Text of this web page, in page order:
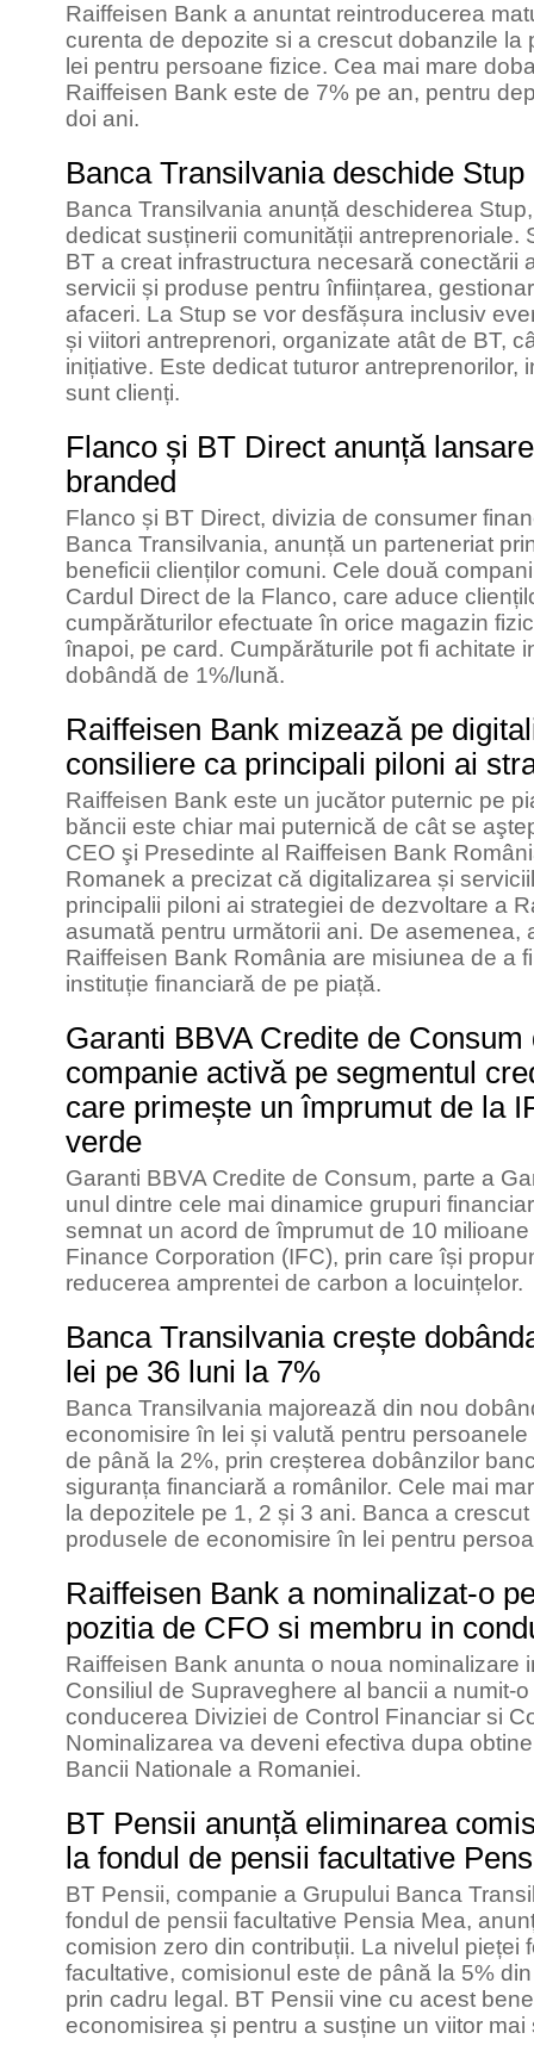
Raiffeisen Bank a anuntat reintroducerea
curenta de depozite si a crescut dobanzile la
lei pentru persoane fizice. Cea mai mare
Raiffeisen Bank este de 7% pe an, pentru
doi ani.
Banca Transilvania deschide Stup
Banca Transilvania anunță deschiderea
dedicat susținerii comunității antreprenoriale.
BT a creat infrastructura necesară conectării
servicii și produse pentru înființarea,
afaceri. La Stup se vor desfășura inclusiv
și viitori antreprenori, organizate atât de BT,
inițiative. Este dedicat tuturor antreprenorilor,
sunt clienți.
Flanco și BT Direct anunță
branded
Flanco și BT Direct, divizia de consumer
Banca Transilvania, anunță un parteneriat
beneficii clienților comuni. Cele două
Cardul Direct de la Flanco, care aduce
cumpărăturilor efectuate în orice magazin
înapoi, pe card. Cumpărăturile pot fi achitate
dobândă de 1%/lună.
Raiffeisen Bank mizează pe
consiliere ca principali piloni ai
Raiffeisen Bank este un jucător puternic pe
băncii este chiar mai puternică de cât se
CEO şi Presedinte al Raiffeisen Bank
Romanek a precizat că digitalizarea și
principalii piloni ai strategiei de dezvoltare a
asumată pentru următorii ani. De asemenea,
Raiffeisen Bank România are misiunea de a
instituție financiară de pe piață.
Garanti BBVA Credite de
companie activă pe segmentul
care primește un împrumut de la
verde
Garanti BBVA Credite de Consum, parte a
unul dintre cele mai dinamice grupuri
semnat un acord de împrumut de 10
Finance Corporation (IFC), prin care își
reducerea amprentei de carbon a locuințelor.
Banca Transilvania crește
lei pe 36 luni la 7%
Banca Transilvania majorează din nou
economisire în lei și valută pentru
de până la 2%, prin creșterea dobânzilor
siguranța financiară a românilor. Cele mai
la depozitele pe 1, 2 și 3 ani. Banca a
produsele de economisire în lei pentru
Raiffeisen Bank a nominalizat-o
pozitia de CFO si membru in
Raiffeisen Bank anunta o noua nominalizare
Consiliul de Supraveghere al bancii a numit-
conducerea Diviziei de Control Financiar si
Nominalizarea va deveni efectiva dupa
Bancii Nationale a Romaniei.
BT Pensii anunță eliminarea
la fondul de pensii facultative
BT Pensii, companie a Grupului Banca
fondul de pensii facultative Pensia Mea,
comision zero din contribuții. La nivelul pieței
facultative, comisionul este de până la 5%
prin cadru legal. BT Pensii vine cu acest
economisirea și pentru a susține un viitor